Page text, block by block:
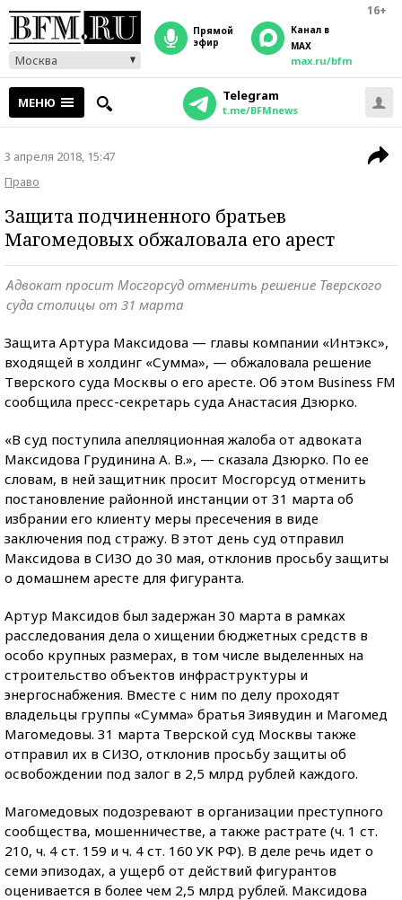
16+
Москва
прямой
эфир
Канал в
MAX
max.ru/bfm
МЕНЮ Telegram
t.me/BFMnews
3 апреля 2018, 15:47
Право
Защита подчиненного братьев
Магомедовых обжаловала его арест
Адвокат просит Мосгорсуд отменить решение Тверского
суда столицы от 31 марта
Защита Артура Максидова — главы компании «Интэкс»,
входящей в холдинг «Сумма», — обжаловала решение
Тверского суда Москвы о его аресте. Об этом Business FM
сообщила пресс-секретарь суда Анастасия Дзюрко.
«В суд поступила апелляционная жалоба от адвоката
Максидова Грудинина А. В.», — сказала Дзюрко. По ее
словам, в ней защитник просит Мосгорсуд отменить
постановление районной инстанции от 31 марта об
избрании его клиенту меры пресечения в виде
заключения под стражу. В этот день суд отправил
Максидова в СИЗО до 30 мая, отклонив просьбу защиты
о домашнем аресте для фигуранта.
Артур Максидов был задержан 30 марта в рамках
расследования дела о хищении бюджетных средств в
особо крупных размерах, в том числе выделенных на
строительство объектов инфраструктуры и
энергоснабжения. Вместе с ним по делу проходят
владельцы группы «Сумма» братья Зиявудин и Магомед
Магомедовы. 31 марта Тверской суд Москвы также
отправил их в СИЗО, отклонив просьбу защиты об
освобождении под залог в 2,5 млрд рублей каждого.
Магомедовых подозревают в организации преступного
сообщества, мошенничестве, а также растрате (ч. 1 ст.
210, ч. 4 ст. 159 и ч. 4 ст. 160 УК РФ). В деле речь идет о
семи эпизодах, а ущерб от действий фигурантов
оценивается в более чем 2,5 млрд рублей. Максидова